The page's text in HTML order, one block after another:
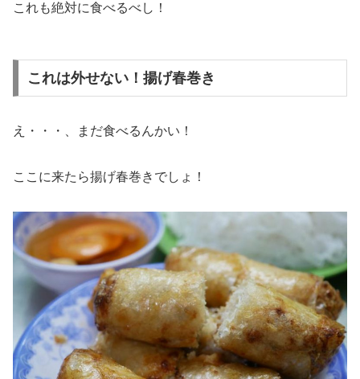
これも絶対に食べるべし！
これは外せない！揚げ春巻き
え・・・、まだ食べるんかい！
ここに来たら揚げ春巻きでしょ！